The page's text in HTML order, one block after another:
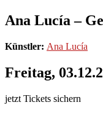
Ana Lucía –
Künstler: Ana Lucía
Freitag,
jetzt Tickets sichern